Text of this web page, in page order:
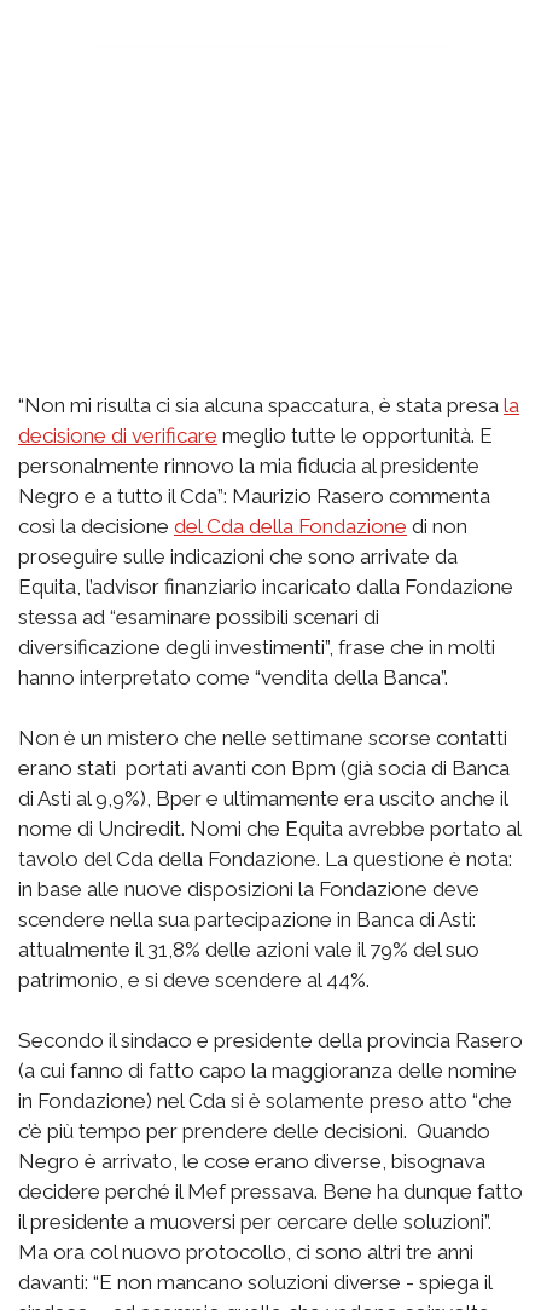
“Non mi risulta ci sia alcuna spaccatura, è stata presa la
decisione di verificare meglio tutte le opportunità. E
personalmente rinnovo la mia fiducia al presidente
Negro e a tutto il Cda”: Maurizio Rasero commenta
così la decisione del Cda della Fondazione di non
proseguire sulle indicazioni che sono arrivate da
Equita, l’advisor finanziario incaricato dalla Fondazione
stessa ad “esaminare possibili scenari di
diversificazione degli investimenti”, frase che in molti
hanno interpretato come “vendita della Banca”.
Non è un mistero che nelle settimane scorse contatti
erano stati portati avanti con Bpm (già socia di Banca
di Asti al 9,9%), Bper e ultimamente era uscito anche il
nome di Unciredit. Nomi che Equita avrebbe portato al
tavolo del Cda della Fondazione. La questione è nota:
in base alle nuove disposizioni la Fondazione deve
scendere nella sua partecipazione in Banca di Asti:
attualmente il 31,8% delle azioni vale il 79% del suo
patrimonio, e si deve scendere al 44%.
Secondo il sindaco e presidente della provincia Rasero
(a cui fanno di fatto capo la maggioranza delle nomine
in Fondazione) nel Cda si è solamente preso atto “che
c’è più tempo per prendere delle decisioni. Quando
Negro è arrivato, le cose erano diverse, bisognava
decidere perché il Mef pressava. Bene ha dunque fatto
il presidente a muoversi per cercare delle soluzioni”.
Ma ora col nuovo protocollo, ci sono altri tre anni
davanti: “E non mancano soluzioni diverse - spiega il